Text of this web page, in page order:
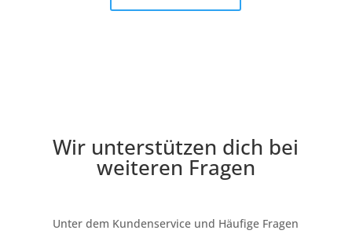
Wir unterstützen dich bei
weiteren Fragen
Unter dem Kundenservice und Häufige Fragen